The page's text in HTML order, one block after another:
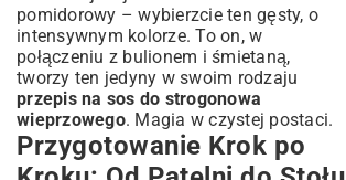
pomidorowy – wybierzcie ten gęsty, o
intensywnym kolorze. To on, w
połączeniu z bulionem i śmietaną,
tworzy ten jedyny w swoim rodzaju
przepis na sos do strogonowa
wieprzowego. Magia w czystej postaci.
Przygotowanie Krok po